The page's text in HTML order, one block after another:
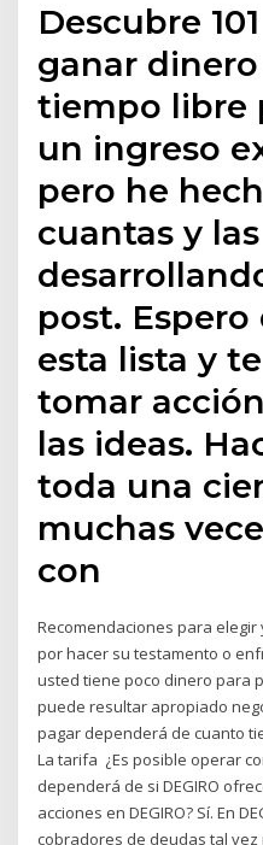
Descubre
ganar
tiempo libre
un ingreso
pero he
cuantas y
post.
esta lista y
tomar
las ideas.
toda una
muchas
con
Recomendaciones para
por hacer su testamento o
usted tiene poco dinero para
puede resultar apropiado
pagar dependerá de cuanto
La tarifa ¿Es posible operar
dependerá de si DEGIRO
acciones en DEGIRO? Sí. En
cobradores de deudas tal